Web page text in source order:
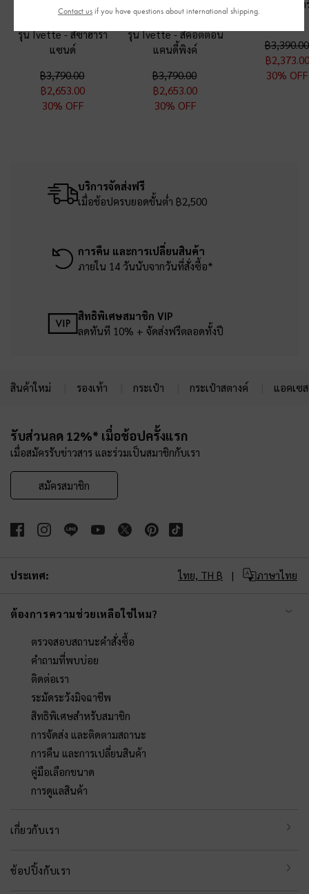
รีไซเคิลดีไซน์แบบสาน
รุ่น Ivette-สีซาฮารา
แซนด์
฿3,790.00
฿2,653.00
30% OFF
รีไซเคิลดีไซน์แบบสาน
รุ่น Ivette-สีคอตตอน
แคนดี้พิงค์
฿3,790.00
฿2,653.00
30% OFF
สีด
฿3,390.00
฿2,373.00
30% OFF
บริการจัดส่งฟรี
เมื่อช้อปครบยอดขั้นต่ำ ฿2,500
การคืน และการเปลี่ยนสินค้า
ภายใน 14 วันนับจากวันที่สั่งซื้อ*
สิทธิพิเศษสมาชิก VIP
ลดทันที 10% + จัดส่งฟรีตลอดทั้งปี
สินค้าใหม่ รองเท้า กระเป๋า กระเป๋าสตางค์ แอคเซ
รับส่วนลด 12%* เมื่อช้อปครั้งแรก
เมื่อสมัครรับข่าวสาร และร่วมเป็นสมาชิกกับเรา
สมัครสมาชิก
ประเทศ: ไทย, TH ฿ ภาษาไทย
ต้องการความช่วยเหลือใช่ไหม?
ตรวจสอบสถานะคำสั่งซื้อ
คำถามที่พบบ่อย
ติดต่อเรา
ระมัดระวังมิจฉาชีพ
สิทธิพิเศษสำหรับสมาชิก
การจัดส่ง และติดตามสถานะ
การคืน และการเปลี่ยนสินค้า
คู่มือเลือกขนาด
การดูแลสินค้า
เกี่ยวกับเรา
ช้อปปิ้งกับเรา
Contact us if you have questions about international shipping.